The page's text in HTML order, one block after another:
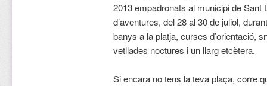
2013 empadronats al municipi de
d’aventures, del 28 al 30 de juliol,
banys a la platja, curses d’orientació,
vetllades noctures i un llarg etcètera.
Si encara no tens la teva plaça, corre